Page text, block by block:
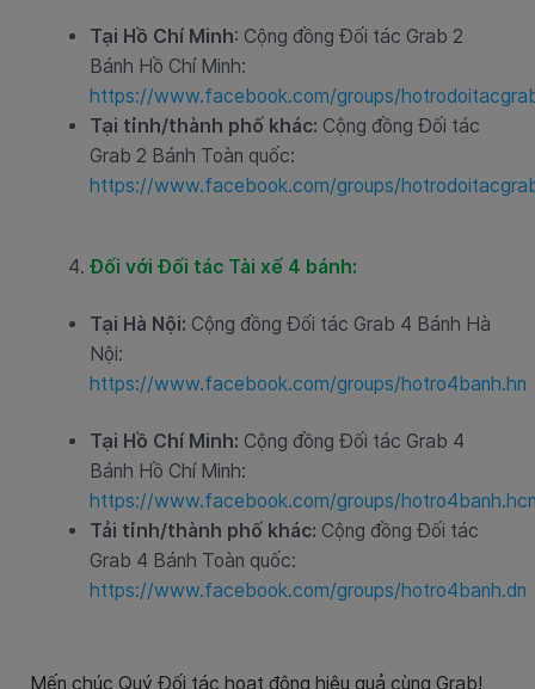
Tại Hồ Chí Minh: Cộng đồng Đối tác Grab 2
Bánh Hồ Chí Minh:
https://www.facebook.com/groups/
Tại tỉnh/thành phố khác: Cộng đồng Đối tác
Grab 2 Bánh Toàn quốc:
https://www.facebook.com/groups/
Đối với Đối tác Tài xế 4 bánh:
Tại Hà Nội: Cộng đồng Đối tác Grab 4 Bánh Hà
Nội:
https://www.facebook.com/groups/hotro4banh.hn
Tại Hồ Chí Minh: Cộng đồng Đối tác Grab 4
Bánh Hồ Chí Minh:
https://www.facebook.com/groups/
Tải tỉnh/thành phố khác: Cộng đồng Đối tác
Grab 4 Bánh Toàn quốc:
https://www.facebook.com/groups/hotro4banh.dn
Mến chúc Quý Đối tác hoạt động hiệu quả cùng Grab!